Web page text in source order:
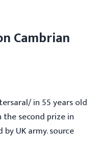
Cambrian
in 55 years old
second prize in
UK army. source